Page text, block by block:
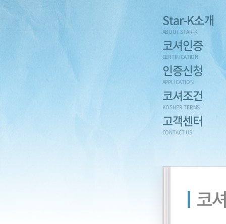
Star-K소개
ABOUT STAR-K
코셔인증
CERTIFICATION
인증신청
APPLICATION
코셔조건
KOSHER TERMS
고객센터
CONTACT US
코